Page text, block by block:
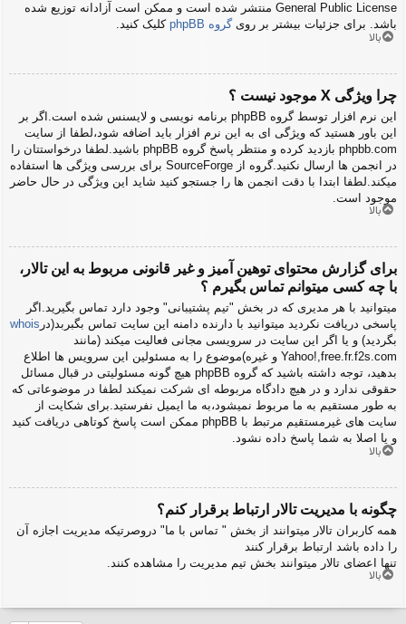
General Public License منتشر شده است و ممکن است آزادانه توزیع شده
باشد. برای جزئیات بیشتر بر رویگروه phpBB کلیک کنید.
بالا
چرا ویژگی X موجود نیست ؟
این نرم افزار توسط گروه phpBB برنامه نویسی و لایسنس شده است.اگر بر
این باور هستید که ویژگی ای به این نرم افزار باید اضافه شود،لطفا از سایت
phpbb.com بازدید کرده و منتظر پاسخ گروه phpBB باشید.لطفا درخواستتان را
در انجمن ها ارسال نکنید.گروه از SourceForge برای بررسی ویژگی ها استفاده
میکند.لطفا ابتدا با دقت انجمن ها را جستجو کنید شاید این ویژگی در حال حاضر
موجود است.
بالا
برای گزارش محتوای توهین آمیز و غیر قانونی مربوط به این تالار،
با چه کسی میتوانم تماس بگیرم ؟
میتوانید با هر مدیری که در بخش "تیم پشتیبانی" وجود دارد تماس بگیرید.اگر
پاسخی دریافت نکردید میتوانید با دارنده دامنه این سایت تماس بگبربد(در whois
بگردید) و یا اگر این سایت در سرویسی مجانی فعالیت میکند (مانند
Yahoo!,free.fr.f2s.com و غیره)موضوع را به مسئولین این سرویس ها اطلاع
بدهید، توجه داشته باشید که گروه phpBB هیچ گونه مسئولیتی در قبال مسائل
حقوقی ندارد و در هیچ دادگاه مربوطه ای شرکت نمیکند لطفا در موضوعاتی که
به طور مستقیم به ما مربوط نمیشود،به ما ایمیل نفرستید.برای شکایت از
سایت های غیرمستقیم مرتبط با phpBB ممکن است پاسخ کوتاهی دریافت کنید
و یا اصلا به شما پاسخ داده نشود.
بالا
چگونه با مدیریت تالار ارتباط برقرار کنم؟
همه کاربران تالار میتوانند از بخش " تماس با ما" دروصرتیکه مدیریت اجازه آن
را داده باشد ارتباط برقرار کنند
تنها اعضای تالار میتوانند بخش تیم مدیریت را مشاهده کنند.
بالا